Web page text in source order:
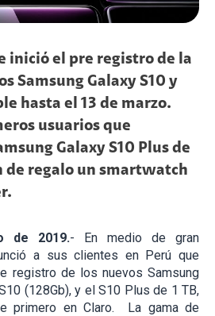
inició el pre registro de la
Samsung Galaxy S10 y
hasta el 13 de marzo.
usuarios que
Galaxy S10 Plus de
de regalo un smartwatch
de 2019.- En medio de gran
a sus clientes en Perú que
registro de los nuevos Samsung
(128Gb), y el S10 Plus de 1 TB,
primero en Claro. La gama de